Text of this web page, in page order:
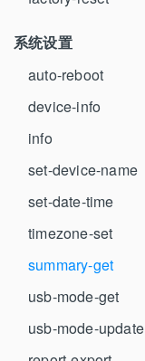
系统设置
auto-reboot
device-info
info
set-device-name
set-date-time
timezone-set
summary-get
usb-mode-get
usb-mode-update